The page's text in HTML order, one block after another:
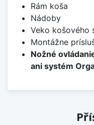
Rám koša
Nádoby
Veko košového
Montážne
Nožné
ani systém